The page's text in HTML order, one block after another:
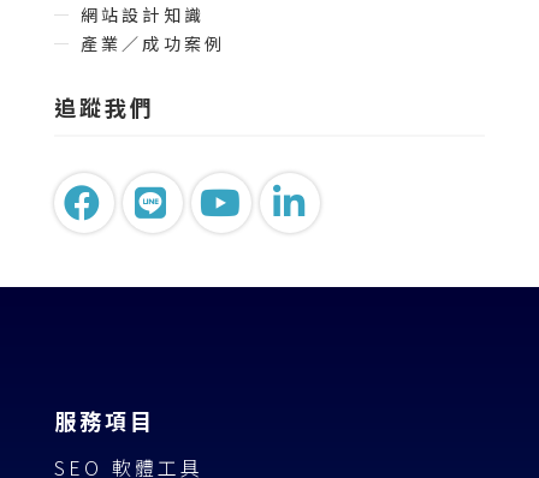
網站設計知識
產業／成功案例
追蹤我們
服務項目
SEO 軟體工具